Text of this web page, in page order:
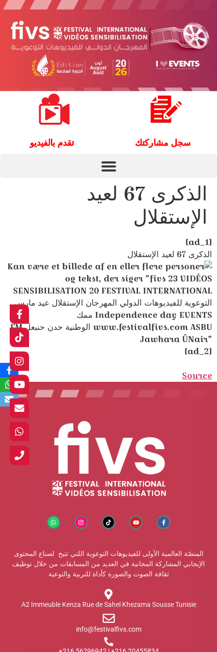
سجل مشاركتك تقدم بالفيديو
الذكرى 67 لعيد
الإستقلال
[ad_1]
الذكرى 67 لعيد الإستقلال
[ad_2]
Source
المنصّة العالمية الأولى للفيديوهات التوعوية اللتي تتيح لصناع المحتوى
الإيجابي المشاركة المجانية في العديد من المسابقات من خلال توظيف
ثقافة الصوت والصورة كأداة للتربية والتوعية
A2 Immeuble Kenza Rue de Sahel Khezama Sousse Tunisie
info@festivalfivs.com